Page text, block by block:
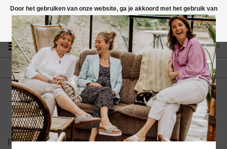
Vragen? App naar +31 58 250 1503
0
GRATIS VERZENDING NL
Vanaf € 75,-
FYSIEKE WINKEL
in Mantgum (frl)
fdad
Praktivak
Door het gebruiken van onze website, ga je akkoord met het gebruik van
cookies om onze website te verbeteren.
Dit bericht verbergen
Meer over cookies »